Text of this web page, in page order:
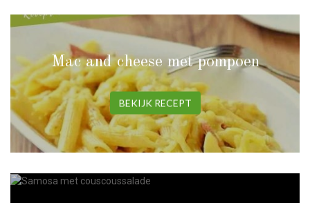
Mac and cheese met pompoen
BEKIJK RECEPT